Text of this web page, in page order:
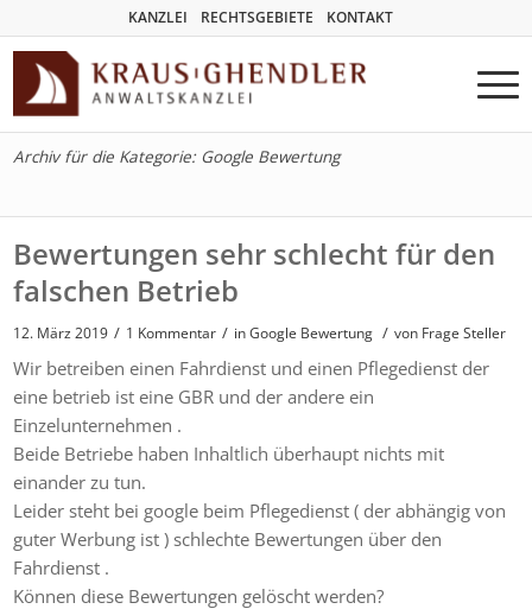
KANZLEI RECHTSGEBIETE KONTAKT
Archiv für die Kategorie: Google Bewertung
Bewertungen sehr schlecht für den
falschen Betrieb
12. März 2019 / 1 Kommentar / inGoogle Bewertung / von Frage Steller
Wir betreiben einen Fahrdienst und einen Pflegedienst der
eine betrieb ist eine GBR und der andere ein
Einzelunternehmen .
Beide Betriebe haben Inhaltlich überhaupt nichts mit
einander zu tun.
Leider steht bei google beim Pflegedienst ( der abhängig von
guter Werbung ist ) schlechte Bewertungen über den
Fahrdienst .
Können diese Bewertungen gelöscht werden?